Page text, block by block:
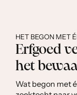
HET BEGON MET
Erfgoed
het
Wat begon met